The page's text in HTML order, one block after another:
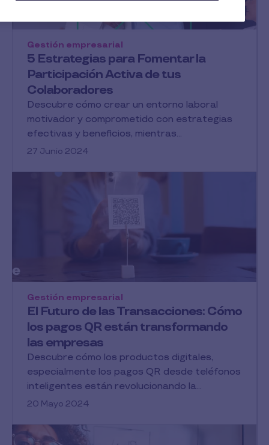
5 Estrategias para Fomentar la
Participación Activa de tus
Colaboradores
Gestión empresarial
Descubre cómo crear un entorno laboral
motivador y comprometido con estrategias
efectivas y beneficios, mientras...
27 Junio 2024
El Futuro de las Transacciones: Cómo
los pagos QR están transformando
las empresas
Gestión empresarial
Descubre cómo los productos digitales,
especialmente los pagos QR desde teléfonos
inteligentes están revolucionando la...
20 Mayo 2024